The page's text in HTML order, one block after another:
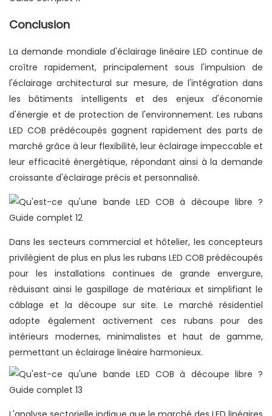
Conclusion
La demande mondiale d'éclairage linéaire LED continue de
croître rapidement, principalement sous l'impulsion de
l'éclairage architectural sur mesure, de l'intégration dans
les bâtiments intelligents et des enjeux d'économie
d'énergie et de protection de l'environnement. Les rubans
LED COB prédécoupés gagnent rapidement des parts de
marché grâce à leur flexibilité, leur éclairage impeccable et
leur efficacité énergétique, répondant ainsi à la demande
croissante d'éclairage précis et personnalisé.
Dans les secteurs commercial et hôtelier, les concepteurs
privilégient de plus en plus les rubans LED COB prédécoupés
pour les installations continues de grande envergure,
réduisant ainsi le gaspillage de matériaux et simplifiant le
câblage et la découpe sur site. Le marché résidentiel
adopte également activement ces rubans pour des
intérieurs modernes, minimalistes et haut de gamme,
permettant un éclairage linéaire harmonieux.